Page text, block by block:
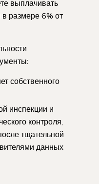
выплачивать
размере 6% от
собственного
инспекции и
контроля,
тщательной
данных